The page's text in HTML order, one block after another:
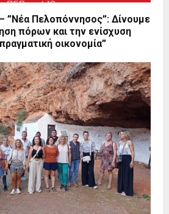
”Νέα Πελοπόννησος”: Δίνουμε
πόρων και την ενίσχυση
οικονομία”